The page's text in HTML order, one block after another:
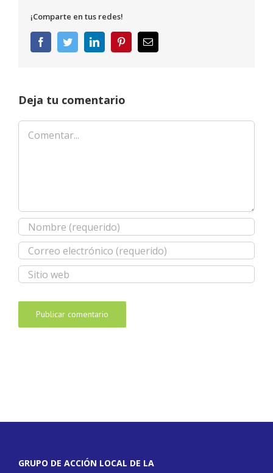
¡Comparte en tus redes!
FacebookTwitterLinkedInPinterestCorreo
electrónico
Deja tu comentario
Comentar
GRUPO DE ACCIÓN LOCAL DE LA